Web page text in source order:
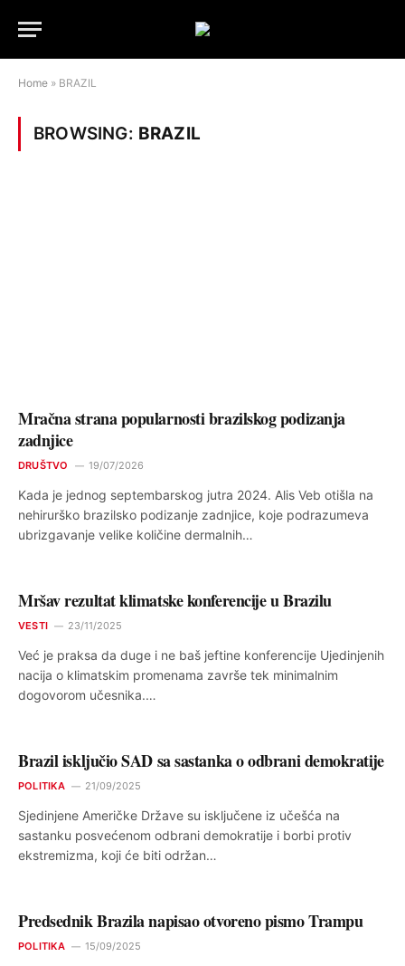
Home » BRAZIL
BROWSING: BRAZIL
Mračna strana popularnosti brazilskog podizanja
zadnjice
DRUŠTVO 19/07/2026
Kada je jednog septembarskog jutra 2024. Alis Veb otišla na
nehirurško brazilsko podizanje zadnjice, koje podrazumeva
ubrizgavanje velike količine dermalnih…
Mršav rezultat klimatske konferencije u Brazilu
VESTI 23/11/2025
Već je praksa da duge i ne baš jeftine konferencije Ujedinjenih
nacija o klimatskim promenama završe tek minimalnim
dogovorom učesnika.…
Brazil isključio SAD sa sastanka o odbrani demokratije
POLITIKA 21/09/2025
Sjedinjene Američke Države su isključene iz učešća na
sastanku posvećenom odbrani demokratije i borbi protiv
ekstremizma, koji će biti održan…
Predsednik Brazila napisao otvoreno pismo Trampu
POLITIKA 15/09/2025